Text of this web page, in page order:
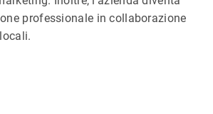
professionale in collaborazione